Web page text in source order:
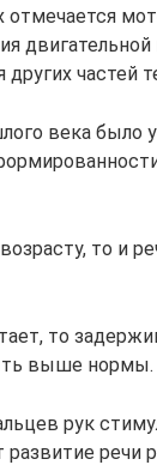
частей
века было
то и
то
выше нормы.
рук
речи